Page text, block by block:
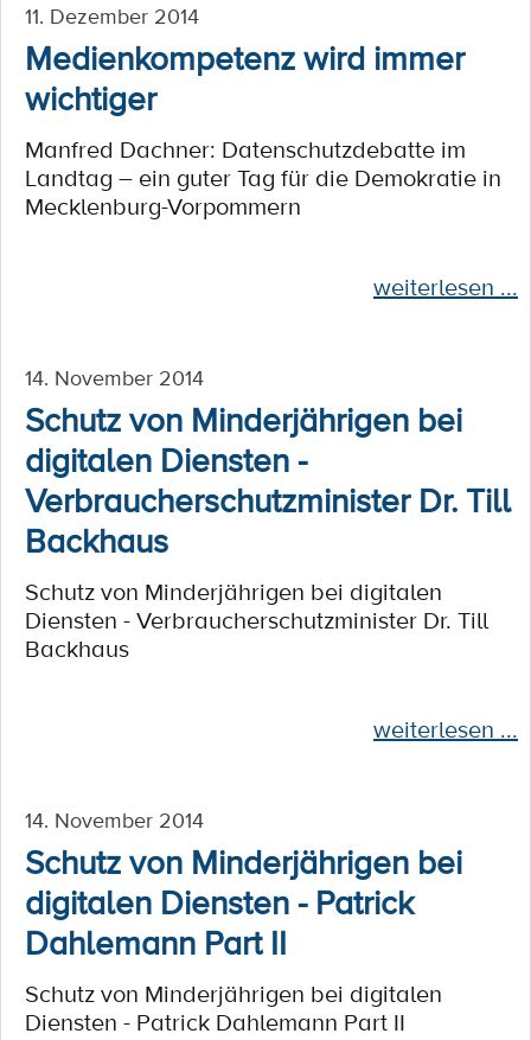
11. Dezember 2014
Medienkompetenz wird immer
wichtiger
Manfred Dachner: Datenschutzdebatte im
Landtag – ein guter Tag für die Demokratie in
Mecklenburg-Vorpommern
weiterlesen ...
14. November 2014
Schutz von Minderjährigen bei
digitalen Diensten -
Verbraucherschutzminister Dr. Till
Backhaus
Schutz von Minderjährigen bei digitalen
Diensten - Verbraucherschutzminister Dr. Till
Backhaus
weiterlesen ...
14. November 2014
Schutz von Minderjährigen bei
digitalen Diensten - Patrick
Dahlemann Part II
Schutz von Minderjährigen bei digitalen
Diensten - Patrick Dahlemann Part II